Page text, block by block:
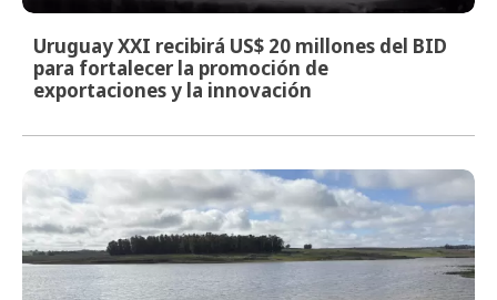
Uruguay XXI recibirá US$ 20 millones del BID
para fortalecer la promoción de
exportaciones y la innovación